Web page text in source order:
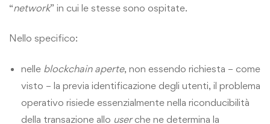
“network” in cui le stesse sono ospitate.
Nello specifico:
nelle blockchain aperte, non essendo richiesta – come
visto – la previa identificazione degli utenti, il problema
operativo risiede essenzialmente nella riconducibilità
della transazione allo userche ne determina la